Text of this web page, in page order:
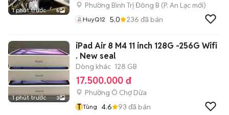
1 phút trước 5
Phường Bình Trị Đông B (P. An Lạc mới)
HuyQ12 5.0 236 đã bán
1 phút trước 3
iPad Air 8 M4 11 inch 128G -256G Wifi
. New seal
Dòng khác 128 GB
17.500.000 đ
Phường Ô Chợ Dừa
T Tùng 4.6 93 đã bán